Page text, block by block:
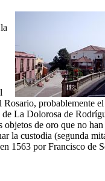
Rosario, probablemente
de La Dolorosa de
objetos de oro que no
la custodia (segunda
1563 porFrancisco de